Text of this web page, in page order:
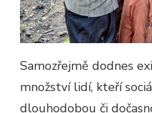
Samozřejmě dodnes
množství lidí, kteří
dlouhodobou či